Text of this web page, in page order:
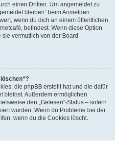
einen Dritten. Um angemeldet zu
bleiben“ beim Anmelden
wenn du dich an einem öffentlichen
befindest. Wenn diese Option
sie vermutlich von der Board-
die phpBB erstellt hat und die dafür
bleibst. Außerdem ermöglichen
den „Gelesen“-Status – sofern
wurden. Wenn du Probleme bei der
wenn du die Cookies löscht.